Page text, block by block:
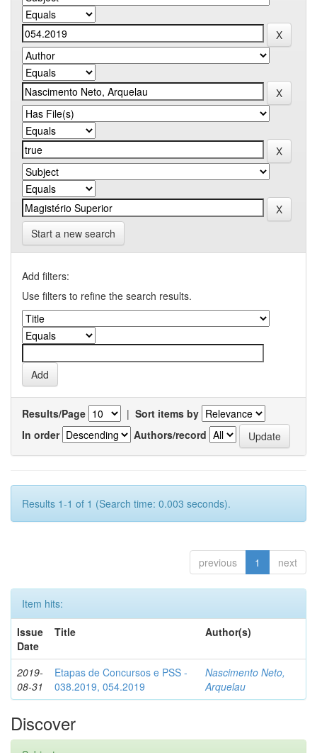
Start a new search
Add filters:
Use filters to refine the search results.
Results/Page | Sort items by
In order
Authors/record
Results 1-1 of 1 (Search time: 0.003 seconds).
previous 1 next
Item hits:
Issue
Date
Title Author(s)
2019-
08-31
Etapas de Concursos e PSS -
038.2019, 054.2019
Nascimento Neto,
Arquelau
Discover